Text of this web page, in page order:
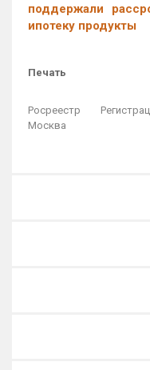
поддержали
ипотеку продукты
Печать
Росреестр
Москва